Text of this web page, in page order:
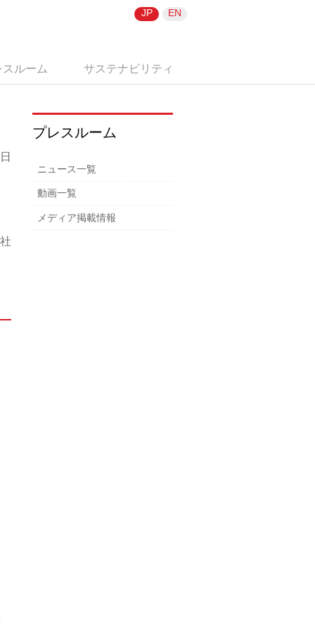
スルーム サステナビリティ
JP EN
プレスルーム
ニュース一覧
動画一覧
メディア掲載情報